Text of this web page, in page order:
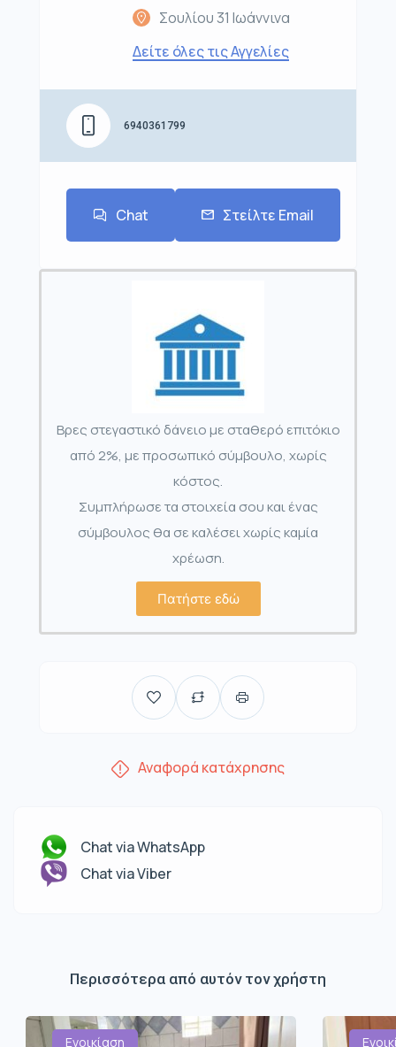
Σουλίου 31 Ιωάννινα
Δείτε όλες τις Αγγελίες
6940361799
Chat Στείλτε Email
Βρες στεγαστικό δάνειο με σταθερό επιτόκιο
από 2%, με προσωπικό σύμβουλο, χωρίς
κόστος.
Συμπλήρωσε τα στοιχεία σου και ένας
σύμβουλος θα σε καλέσει χωρίς καμία
χρέωση.
Πατήστε εδώ
Αναφορά κατάχρησης
Chat via WhatsApp
Chat via Viber
Περισσότερα από αυτόν τον χρήστη
Ενοικίαση